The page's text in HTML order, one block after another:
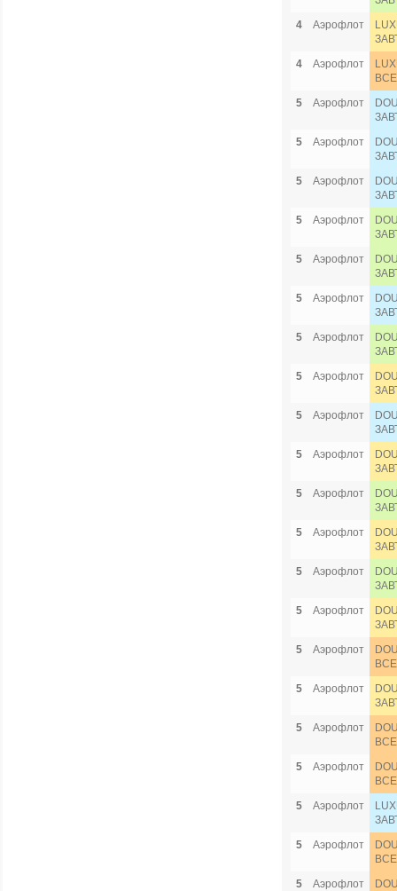
4
Аэрофлот
4
Аэрофлот
5
Аэрофлот
5
Аэрофлот
5
Аэрофлот
5
Аэрофлот
5
Аэрофлот
5
Аэрофлот
5
Аэрофлот
5
Аэрофлот
5
Аэрофлот
5
Аэрофлот
5
Аэрофлот
5
Аэрофлот
5
Аэрофлот
5
Аэрофлот
5
Аэрофлот
5
Аэрофлот
5
Аэрофлот
5
Аэрофлот
5
Аэрофлот
5
Аэрофлот
5
Аэрофлот